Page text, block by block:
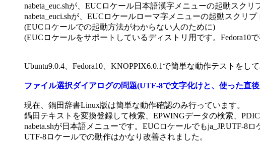
nabeta_euc.shが、EUCロケール日本語漢字メニューの起動スクリ
nabeta_euci.shが、EUCロケールローマ字メニューの起動スクリプ
(EUCロケールでの起動方法がわからない人のために)
(EUCロケールをサポートしているディストリ用です。Fedora10
Ubuntu9.0.4、Fedora10、KNOPPIX6.0.1で簡単な動作テストをして
ファイル選択ダイアログの問題(UTF-8で文字化けと、使った直
現在、鍋田辞書Linux版は簡単な動作確認のみ行っています。
鍋田テキストを変換登録して検索、EPWINGデータの検索、
nabeta.shが日本語メニューです。EUCロケールでもja_JP.UTF-8
UTF-8ロケールでの動作はかなり改善されました。